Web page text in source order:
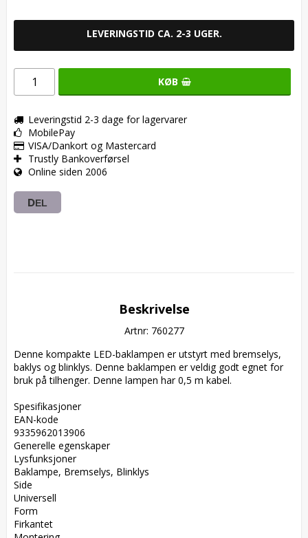
LEVERINGSTID CA. 2-3 UGER.
KØB
Leveringstid 2-3 dage for lagervarer
MobilePay
VISA/Dankort og Mastercard
Trustly Bankoverførsel
Online siden 2006
DEL
Beskrivelse
Artnr: 760277
Denne kompakte LED-baklampen er utstyrt med bremselys,
baklys og blinklys. Denne baklampen er veldig godt egnet for
bruk på tilhenger. Denne lampen har 0,5 m kabel.
Spesifikasjoner
EAN-kode
9335962013906
Generelle egenskaper
Lysfunksjoner
Baklampe, Bremselys, Blinklys
Side
Universell
Form
Firkantet